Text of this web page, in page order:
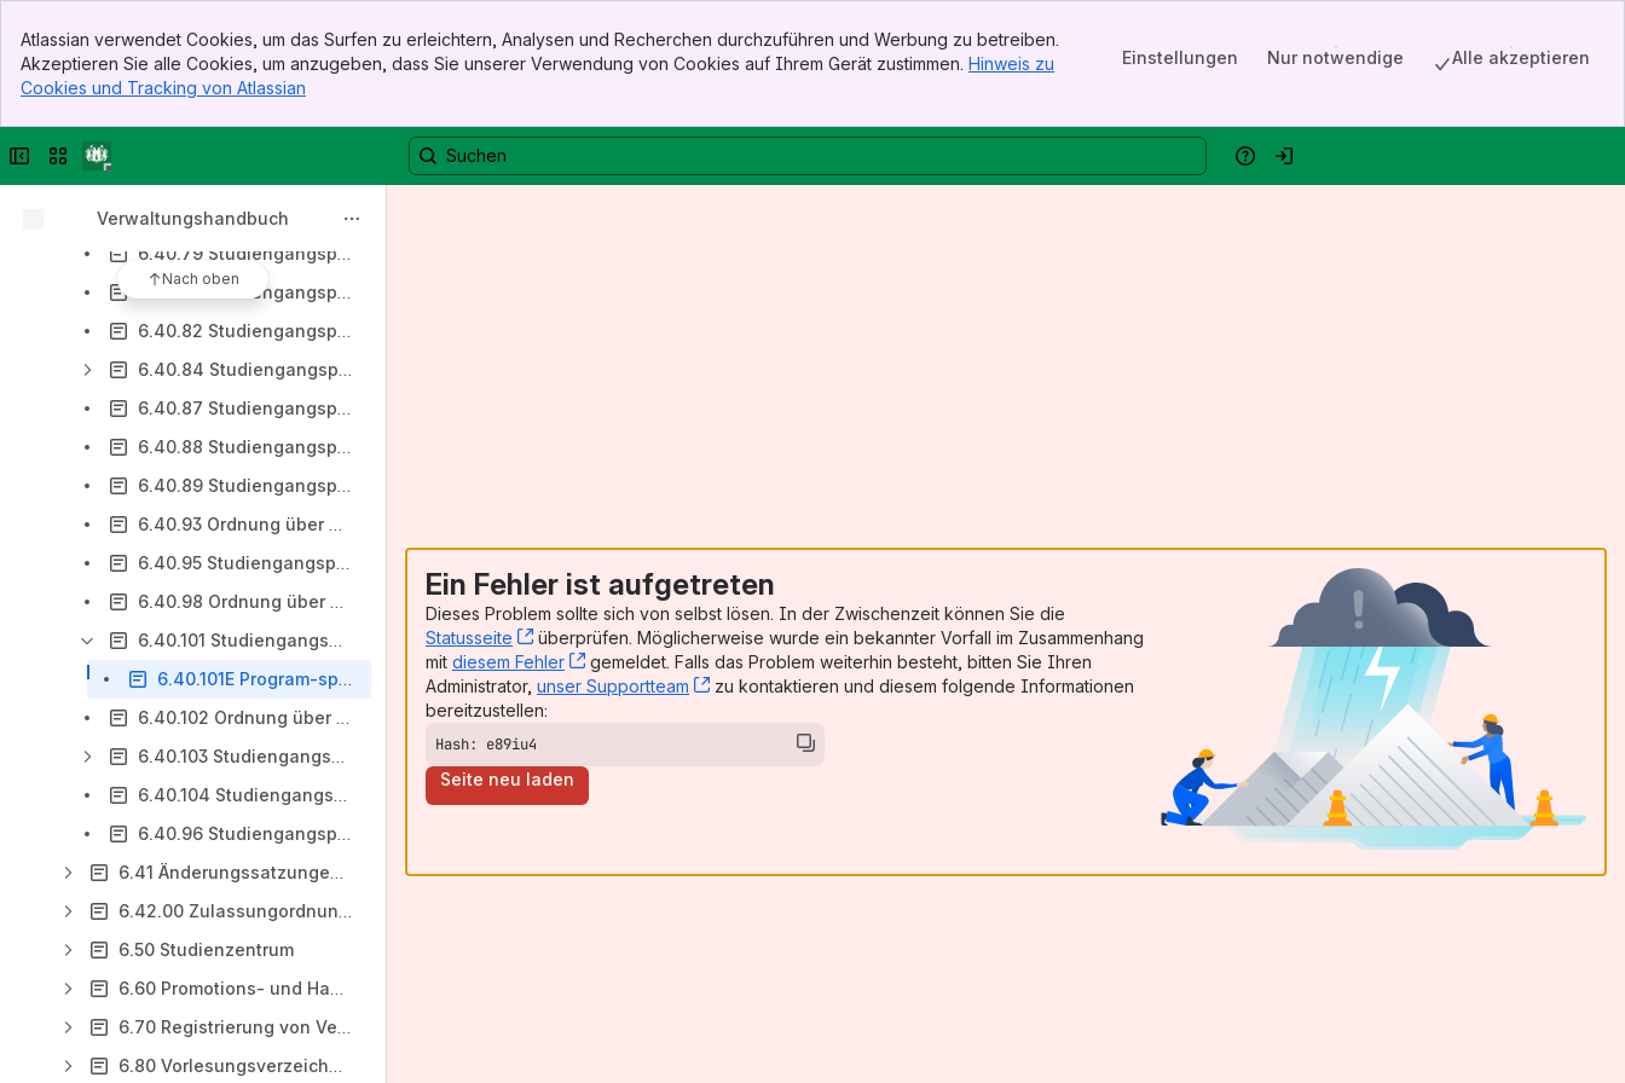
Banner
Top Bar
Sidebar
Atlassian verwendet Cookies, um das Surfen zu erleichtern, Analysen und Recherchen durchzuführen und Werbung zu betreiben.
Akzeptieren Sie alle Cookies, um anzugeben, dass Sie unserer Verwendung von Cookies auf Ihrem Gerät zustimmen. Hinweis zu
Cookies und Tracking von Atlassian
Einstellungen Nur notwendige Alle akzeptieren
Seitenleiste reduzieren
Sites oder Apps wechseln HilfeEinloggen
Verwaltungshandbuch
Nach oben
6.40.67 Studiengangspezifische Zugangs- und Zulassungsbestimmungen (SZZB)für den konsekutiven Masterstudiengang Geoenvironmental Engineering vom 17.Januar 2017 (gültig ab WS 19/20)
6.40.77 Studiengangspezifische Zugangs- und Zulassungsbestimmungen (SZZB)für den konsekutiven Masterstudiengang Rohstoff-Geowissenschaften vom 17. Januar 2017 (gültig ab WS 19/20)
6.40.79 Studiengangspezifische Zugangs- und Zulassungsbestimmungen (SZZB) für den konsekutiven Masterstudiengang Energiesystemtechnik vom 18. Juni 2024 (Mitt.TUC 2024, Seite 141)
6.40.80 Studiengangspezifische Zugangs- und Zulassungsbestimmungen für den konsekutiven Masterstudiengang Umweltverfahrenstechnik und Recycling vom 16. Januar 2024 (gültig ab WS 24/25)
6.40.82 Studiengangspezifische Zugangs- und Zulassungsbestimmungen für den weiterbildenden Masterstudiengang Systems Engineering vom 23. April 2019 (gültig ab WS 19/20)
6.40.84 Studiengangspezifische Zugangs- und Zulassungsbestimmungen für den konsekutiven Masterstudiengang Mining Engineering vom 03. Mai 2022 (gültig ab WS 22/23) Mitt.TUC 2022, Seite 280
6.40.87 Studiengangspezifische Zugangs- und Zulassungsbestimmungen (SZZB) für den konsekutiven Masterstudiengang Energie und Materialphysik vom 17. Januar 2017 (gültig ab WS 19/20)
6.40.88 Studiengangspezifische Zugangs- und Zulassungsbestimmungen (SZZB) für den konsekutiven Masterstudiengang Materialwissenschaft und Werkstofftechnik vom 14. Januar 2025 (Mitt.TUC 2025, Seite 164)
6.40.89 Studiengangspezifische Zugangs- und Zulassungsbestimmungen für den konsekutiven Masterstudiengang Wirtschafts-/Technomathematik vom 30. Oktober 2018 (gültig ab WS 19/20)
6.40.93 Ordnung über besondere Zugangsvoraussetzungen für den Bachelorstudiengang Digitales Management an der Technischen Universität Clausthal vom 22. April 2025 (Mitt.TUC 2025, Seite 167)
6.40.95 Studiengangspezifische Zugangs- und Zulassungsbestimmungen für den Weiterbildungsstudiengang Intercultural Leadership and Technology vom 21. Juli 2020 (gültig ab WS 20/21)
6.40.98 Ordnung über besondere Zugangsvoraussetzungen für den Bachelorstudiengang Wirtschaftschemie an der Technischen Universität Clausthal vom 03.05.2022 (Mitt.TUC 2022, Seite 268)
6.40.101 Studiengangspezifische Zugangs- und Zulassungsbestimmungen für den Masterstudiengang Chemistry vom 03.05.2022 (gültig ab WS 22/23), Mitt.TUC 2022, Seite 282
6.40.101E Program-specific Entrance and Admission Provisions for the English-language Master’s Degree Program in Chemistry from May 03, 2022
6.40.102 Ordnung über besondere Zugangsvoraussetzungen für den Bachelorstudiengang Geo-Energy Systems an der Technischen Universität Clausthal vom 03.05.2022_1. Änderung 16.01.2024 (Mitt.TUC 2024, Seite 76)
6.40.103 Studiengangspezifische Zugangs- und Zulassungsbestimmungen für den Masterstudiengang Intelligent Manufacturing vom 19.05.2025 (gültig ab WS 25/26), Mitt.TUC 2026, Seite 27)
6.40.104 Studiengangspezifische Zugangs- und Zulassungsbestimmungen für den Masterstudiengang Wirtschaftschemie vom 14.01 2025 (gültig ab WS 25/26), Mitt.TUC 2025, Seite 176
6.40.96 Studiengangspezifische Zugangs- und Zulassungsbestimmungen für den Masterstudiengang Elektrotechnik und Informationstechnik vom 04.05.2021 (gültig ab WS 21/22)
6.41 Änderungssatzungen von Zugangsbestimmungen
6.42.00 Zulassungordnungnungen ausgelaufener Studiengänge sowie Vorgängerersionen von Zulassungsordnungen
6.50 Studienzentrum
6.60 Promotions- und Habilitationsrecht
6.70 Registrierung von Vereinigungen
6.80 Vorlesungsverzeichnis
Ein Fehler ist aufgetreten
Dieses Problem sollte sich von selbst lösen. In der Zwischenzeit können Sie die
Statusseite
, (opens new window)
überprüfen. Möglicherweise wurde ein bekannter Vorfall im Zusammenhang
mit diesem Fehler , (opens new window)
gemeldet. Falls das Problem weiterhin besteht, bitten Sie Ihren
Administrator, unser Supportteam , (opens new window)
zu kontaktieren und diesem folgende Informationen
bereitzustellen:
Hash: e89iu4
Seite neu laden